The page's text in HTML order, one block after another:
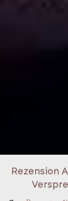
Rezension